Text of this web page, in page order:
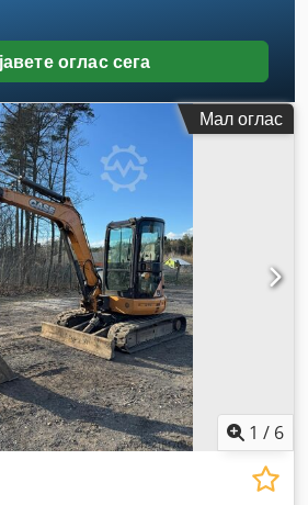
оглас сега
Мал оглас
1 / 6